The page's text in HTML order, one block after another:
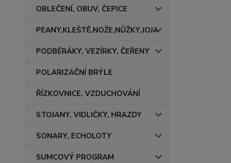
OBLEČENÍ, OBUV, ČEPICE
PEANY,KLEŠTĚ,NOŽE,NŮŽKY,JOJA
PODBĚRÁKY, VEZÍRKY, ČEŘENY
POLARIZAČNÍ BRÝLE
ŘÍZKOVNICE, VZDUCHOVÁNÍ
STOJANY, VIDLIČKY, HRAZDY
SONARY, ECHOLOTY
SUMCOVÝ PROGRAM